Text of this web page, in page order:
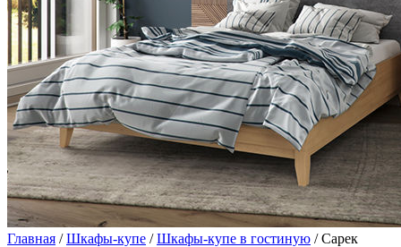
Главная /Шкафы-купе /Шкафы-купе в гостиную / Сарек